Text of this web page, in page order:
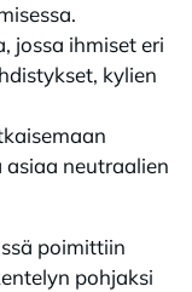
jossa ihmiset eri
kylien
neutraalien
poimittiin
pohjaksi